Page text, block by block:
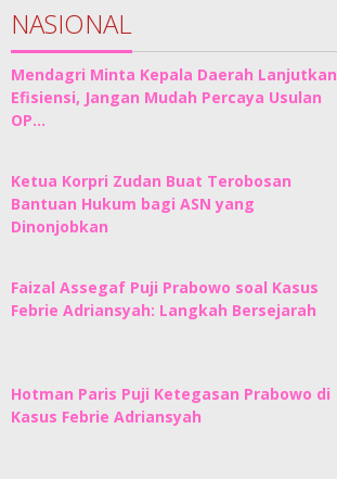
NASIONAL
Mendagri Minta Kepala Daerah Lanjutkan
Efisiensi, Jangan Mudah Percaya Usulan
OP…
Ketua Korpri Zudan Buat Terobosan
Bantuan Hukum bagi ASN yang
Dinonjobkan
Faizal Assegaf Puji Prabowo soal Kasus
Febrie Adriansyah: Langkah Bersejarah
Hotman Paris Puji Ketegasan Prabowo di
Kasus Febrie Adriansyah